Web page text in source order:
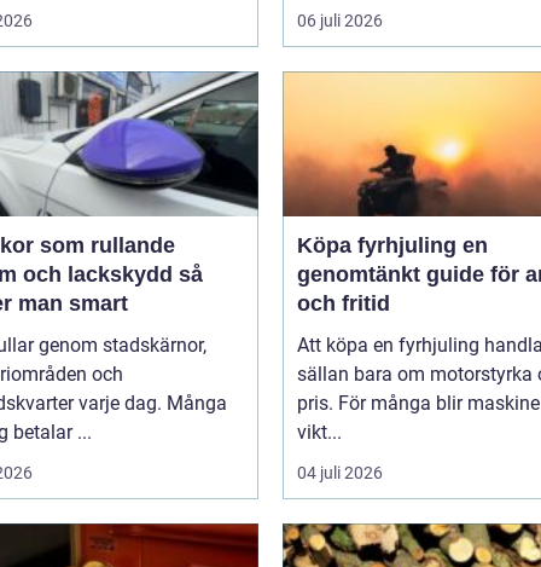
06 juli 2026
som rullande
och lackskydd så
man smart
genom stadskärnor,
och
varje dag. Många
betalar ...
Köpa fyrhjuling en
genomtänkt guide för
och fritid
Att köpa en fyrhjuling
sällan bara om motorstyrka
pris. För många blir
vikt...
04 juli 2026